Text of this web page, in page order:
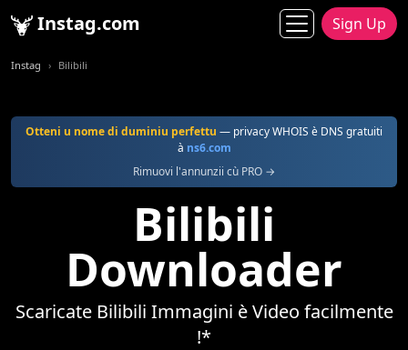
Instag.com Sign Up
Instag Bilibili
Otteni u nome di duminiu perfettu — privacy WHOIS è DNS gratuiti
à ns6.com
Rimuovi l'annunzii cù PRO →
Bilibili
Downloader
Scaricate Bilibili Immagini è Video facilmente
!*